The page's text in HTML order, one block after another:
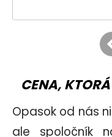
CENA,
Opasok od nás
ale spoločník